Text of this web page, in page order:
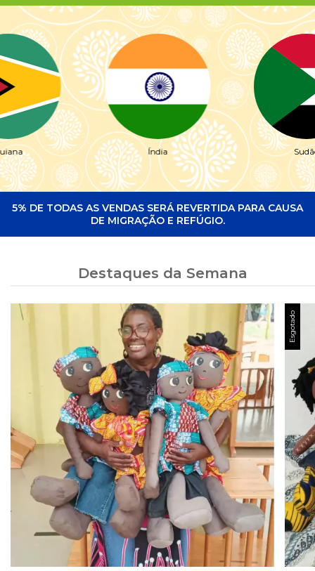
Índia
5% DE TODAS AS VENDAS SERÁ REVERTIDA PARA CAUSA
DE MIGRAÇÃO E REFÚGIO.
Destaques da Semana
Esgotado